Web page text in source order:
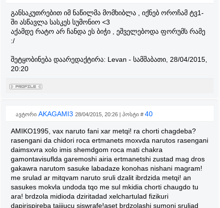
განსაკუთრებით იმ ნაწილმა მომხიბლა , იქნებ ოროჩამ ტვ1-
ში ასწავლა სასკეს სუმონიო <3
აქამდე რატო არ ჩანდა ეს ბიჭი , ეშველებოდა ფორუმს რამე
:/
შეტყობინება დაარედაქტირა: Levan - სამშაბათი, 28/04/2015,
20:20
ავტორი AKAGAMI3 28/04/2015, 20:26 | პოსტი # 40
AMIKO1995, vax naruto fani xar metqi! ra chorti chagdeba?
rasengani da chidori roca ertmanets moxvda narutos rasengani
daimsxvra xolo imis shemdgom roca mati chakra
gamontavisuflda garemoshi airia ertmanetshi zustad mag dros
gakawra narutom sasuke labadaze konohas nishani magram!
me srulad ar mitqvam naruto sruli dzalit ibrdzida metqi! an
sasukes mokvla undoda tqo me sul mkidia chorti chaugdo tu
ara! brdzola midioda dziritadad xelchartulad fizikuri
dapirispireba taijiucu siswrafe!aset brdzolashi sumoni sruliad